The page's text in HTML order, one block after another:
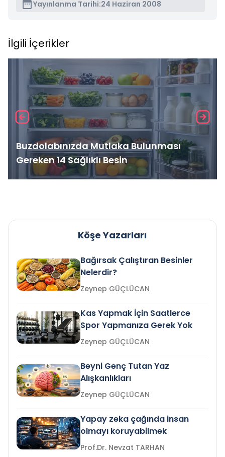
Yayınlanma Tarihi:24 Haziran 2008
İlgili İçerikler
Buzdolabınızda Mutlaka Bulunması
Gereken 14 Sağlıklı Besin
Köşe Yazarları
Bağırsak Çalıştıran Besinler
Nelerdir?
Zeynep GÜÇLÜCAN
Kas Yapmak İçin Saatlerce
Spor Yapmanıza Gerek Yok
Zeynep GÜÇLÜCAN
Beyni Genç Tutan Yaz
Alışkanlıkları
Zeynep GÜÇLÜCAN
Yapay zeka çağında insan
olmayı koruyabilmek
Prof.Dr. Nevzat TARHAN